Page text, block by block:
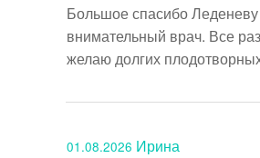
Большое спасибо
внимательный врач. Все
желаю долгих
01.08.2026 Ирина